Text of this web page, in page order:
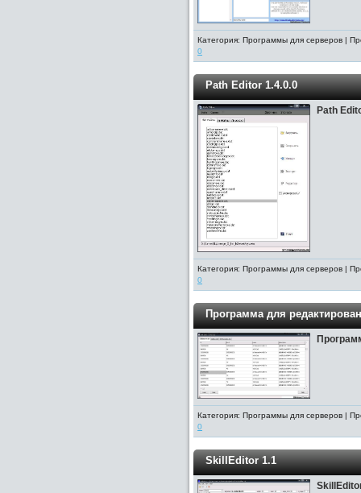
Категория: Программы для серверов |
0
Path Editor 1.4.0.0
Path
Категория: Программы для серверов |
0
Программа для
Категория: Программы для серверов |
0
SkillEditor 1.1